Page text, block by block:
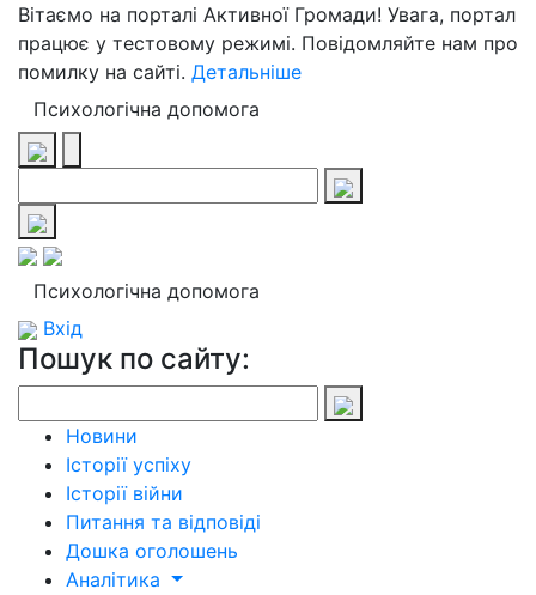
Вітаємо на порталі Активної Громади! Увага, портал
працює у тестовому режимі. Повідомляйте нам про
помилку на сайті. Детальніше
Психологічна допомога
Психологічна допомога
Вхід
Пошук по сайту:
Новини
Історії успіху
Історії війни
Питання та відповіді
Дошка оголошень
Аналітика